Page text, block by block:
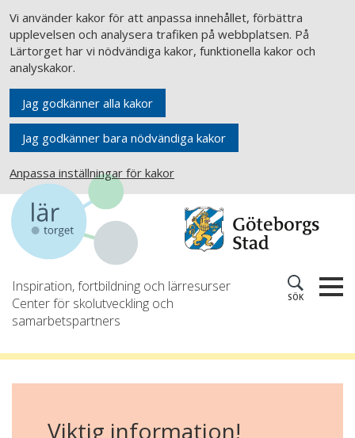
Vi använder kakor för att anpassa innehållet, förbättra
upplevelsen och analysera trafiken på webbplatsen. På
Lärtorget har vi nödvändiga kakor, funktionella kakor och
analyskakor.
Jag godkänner alla kakor
Jag godkänner bara nödvändiga kakor
Anpassa inställningar för kakor
Inspiration, fortbildning och lärresurser
Center för skolutveckling och
samarbetspartners
SÖK
Viktig information!